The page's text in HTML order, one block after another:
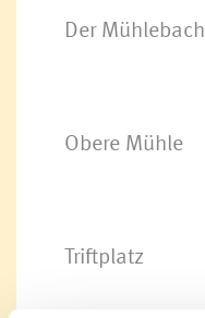
Der Mühlebach
Obere Mühle
Triftplatz